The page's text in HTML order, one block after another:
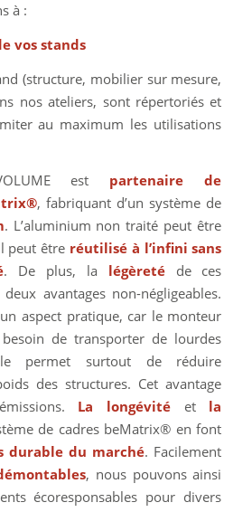
à :
vos stands
(structure, mobilier sur mesure,
nos ateliers, sont répertoriés et
au maximum les utilisations
est partenaire de
, fabriquant d’un système de
. L’aluminium non traité peut être
peut être réutilisé à l’infini sans
. De plus, la légèretéde ces
avantages non-négligeables.
aspect pratique, car le monteur
de transporter de lourdes
permet surtout de réduire
des structures. Cet avantage
La longévité et la
de cadres beMatrix® en font
durable du marché. Facilement
, nous pouvons ainsi
écoresponsables pour divers